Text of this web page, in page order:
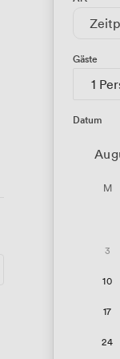
Gäste
1
Datum
M
3
10
17
24